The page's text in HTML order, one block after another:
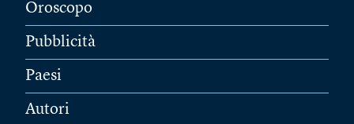
Oroscopo
Pubblicità
Paesi
Autori